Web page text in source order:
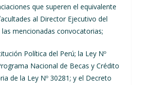
que superen el equivalente
al Director Ejecutivo del
mencionadas convocatorias;
Política del Perú; la Ley Nº
Nacional de Becas y Crédito
de la Ley Nº 30281; y el Decreto